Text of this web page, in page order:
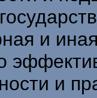
и
и